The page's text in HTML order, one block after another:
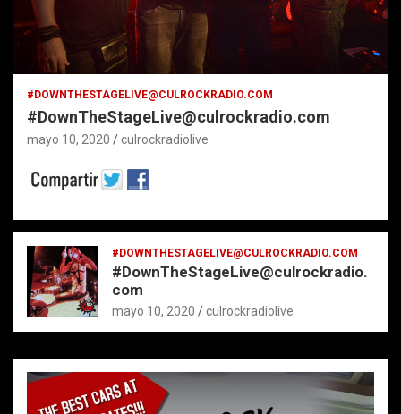
#DOWNTHESTAGELIVE@CULROCKRADIO.COM
#DownTheStageLive@culrockradio.com
mayo 10, 2020 culrockradiolive
#DOWNTHESTAGELIVE@CULROCKRADIO.COM
#DownTheStageLive@culrockradio.
com
mayo 10, 2020 culrockradiolive